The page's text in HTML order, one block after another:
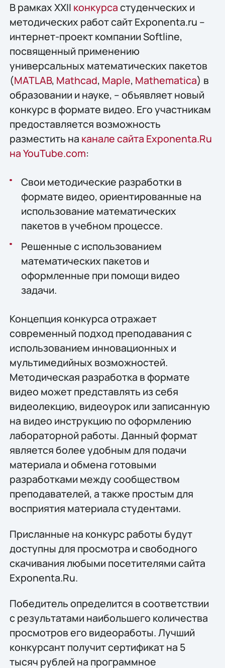
В рамках XXII конкурсастуденческих и
методических работ сайт Exponenta.ru –
интернет-проект компании Softline,
посвященный применению
универсальных математических пакетов
(MATLAB, Mathcad, Maple, Mathematica) в
образовании и науке, – объявляет новый
конкурс в формате видео. Его участникам
предоставляется возможность
разместить на канале сайта Exponenta.Ru
на YouTube.com:
Свои методические разработки в
формате видео, ориентированные на
использование математических
пакетов в учебном процессе.
Решенные с использованием
математических пакетов и
оформленные при помощи видео
задачи.
Концепция конкурса отражает
современный подход преподавания с
использованием инновационных и
мультимедийных возможностей.
Методическая разработка в формате
видео может представлять из себя
видеолекцию, видеоурок или записанную
на видео инструкцию по оформлению
лабораторной работы. Данный формат
является более удобным для подачи
материала и обмена готовыми
разработками между сообществом
преподавателей, а также простым для
восприятия материала студентами.
Присланные на конкурс работы будут
доступны для просмотра и свободного
скачивания любыми посетителями сайта
Exponenta.Ru.
Победитель определится в соответствии
с результатами наибольшего количества
просмотров его видеоработы. Лучший
конкурсант получит сертификат на 5
тысяч рублей на программное